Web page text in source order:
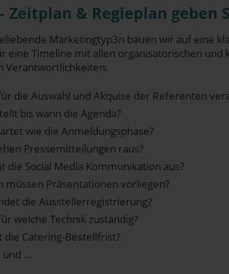
Zeit­plan & Regie­plan geben
Marketingtyp3n bau­en wir auf eine
eine Time­line mit allen orga­ni­sa­to­ri­schen
Verantwortlichkeiten:
die Aus­wahl und Akqui­se der Refe­ren­ten
bis wann die Agenda?
wie die Anmeldungsphase?
Pres­se­mit­tei­lun­gen raus?
die Social Media Kom­mu­ni­ka­ti­on aus?
müs­sen Prä­sen­ta­tio­nen vorliegen?
die Ausstellerregistrierung?
wel­che Tech­nik zuständig?
die Catering-Bestellfrist?
und …